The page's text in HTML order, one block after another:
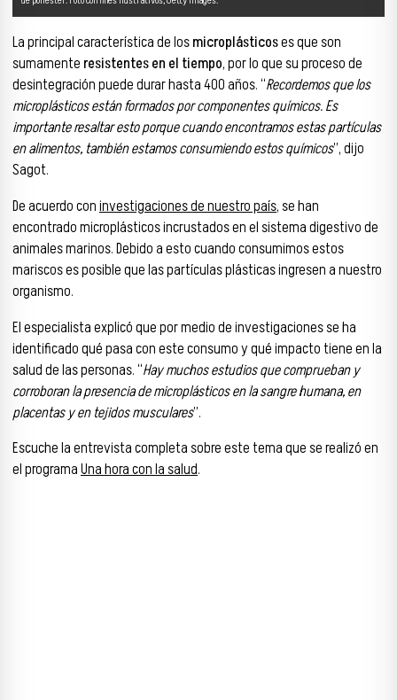
La principal característica de losmicroplásticoses que son
sumamente resistentes en el tiempo, por lo que su proceso de
desintegración puede durar hasta 400 años. “Recordemos que los
microplásticos están formados por componentes químicos. Es
importante resaltar esto porque cuando encontramos estas partículas
en alimentos, también estamos consumiendo estos químicos”, dijo
Sagot.
De acuerdo coninvestigaciones de nuestro país, se han
encontrado microplásticos incrustados en el sistema digestivo de
animales marinos. Debido a esto cuando consumimos estos
mariscos es posible que las partículas plásticas ingresen a nuestro
organismo.
El especialista explicó que por medio de investigaciones se ha
identificado qué pasa con este consumo y qué impacto tiene en la
salud de las personas. “Hay muchos estudios que comprueban y
corroboran la presencia de microplásticos en la sangre humana, en
placentas y en tejidos musculares”.
Escuche la entrevista completa sobre este tema que se realizó en
el programaUna hora con la salud.